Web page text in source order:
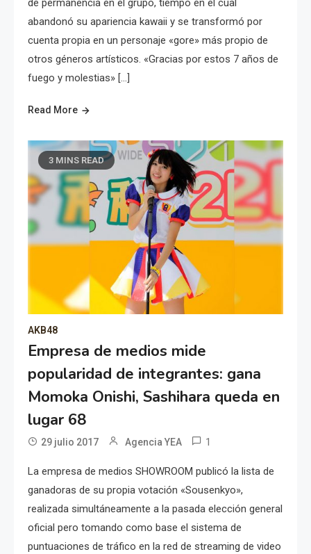
de permanencia en el grupo, tiempo en el cual
abandonó su apariencia kawaii y se transformó por
cuenta propia en un personaje «gore» más propio de
otros géneros artísticos. «Gracias por estos 7 años de
fuego y molestias» […]
Read More
3 MINS READ
AKB48
Empresa de medios mide
popularidad de integrantes: gana
Momoka Onishi, Sashihara queda en
lugar 68
29 julio 2017 Agencia YEA 1
La empresa de medios SHOWROOM publicó la lista de
ganadoras de su propia votación «Sousenkyo»,
realizada simultáneamente a la pasada elección general
oficial pero tomando como base el sistema de
puntuaciones de tráfico en la red de streaming de video